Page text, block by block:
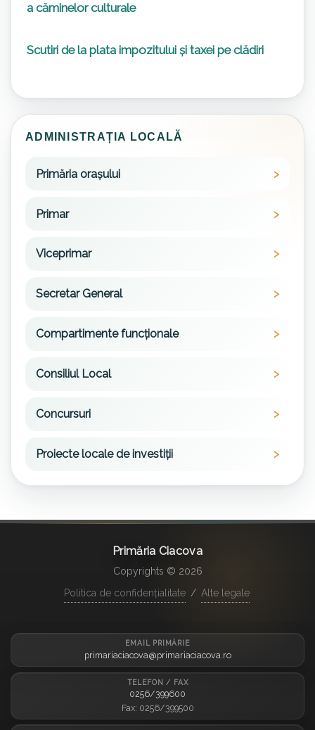
a căminelor culturale
Scutiri de la plata impozitului și taxei pe clădiri
ADMINISTRAȚIA LOCALĂ
Primăria orașului
Primar
Viceprimar
Secretar General
Compartimente funcționale
Consiliul Local
Concursuri
Proiecte locale de investiții
Primăria Ciacova
Copyrights © 2026
Politica de confidențialitate / Alte legale
EMAIL PRIMĂRIE
primariaciacova@primariaciacova.ro
TELEFON / FAX
0256/399600
Fax: 0256/399500